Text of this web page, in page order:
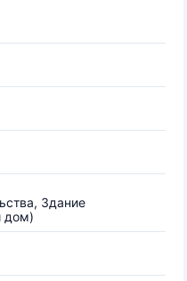
Здание
дом)